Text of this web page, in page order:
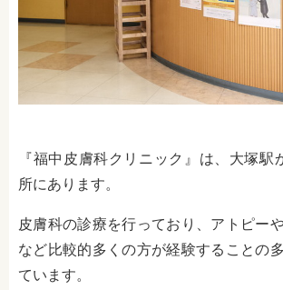
『福中皮膚科クリニック』は、大塚駅
所にあります。
皮膚科の診療を行っており、アトピー
など比較的多くの方が経験することの
ています。